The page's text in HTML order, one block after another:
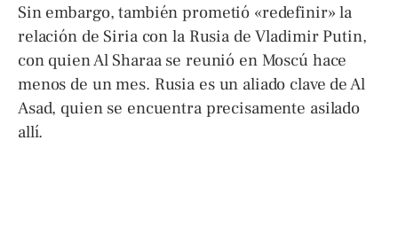
Sin embargo, también prometió «redefinir» la
relación de Siria con la Rusia de Vladimir Putin,
con quien Al Sharaa se reunió en Moscú hace
menos de un mes. Rusia es un aliado clave de Al
Asad, quien se encuentra precisamente asilado
allí.